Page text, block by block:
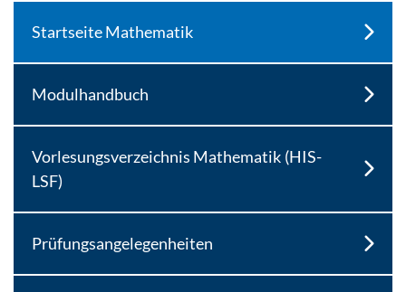
Startseite Mathematik
Modulhandbuch
Vorlesungsverzeichnis Mathematik (HIS-
LSF)
Prüfungsangelegenheiten